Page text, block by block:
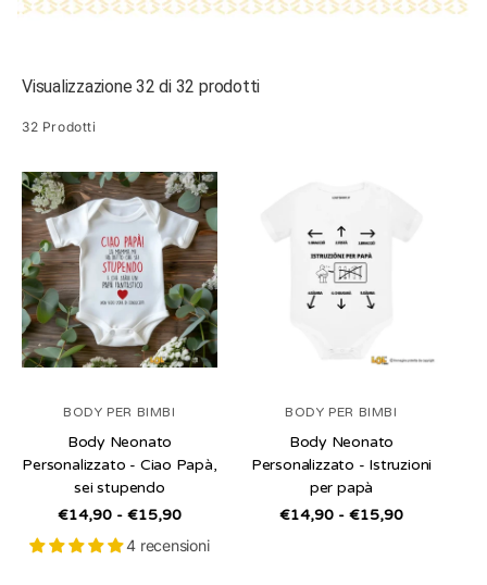
Visualizzazione 32 di 32 prodotti
32 Prodotti
BODY PER BIMBI
Body Neonato
Personalizzato - Ciao Papà,
sei stupendo
€14,90 - €15,90
/
4 recensioni
BODY PER BIMBI
Body Neonato
Personalizzato - Istruzioni
per papà
€14,90 - €15,90
/